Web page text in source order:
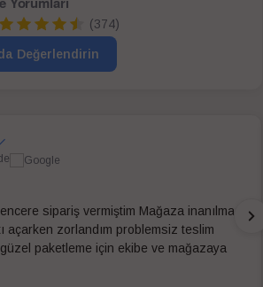
(374)
Değerlendirin
sipariş vermiştim Mağaza inanılmaz
açarken zorlandım problemsiz teslim
paketleme için ekibe ve mağazaya